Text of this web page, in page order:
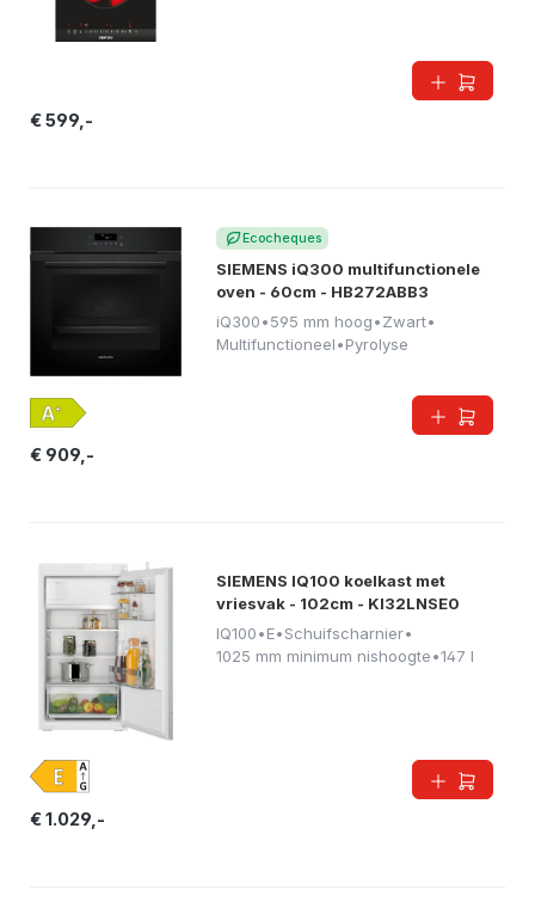
€ 599,-
Ecocheques
SIEMENS iQ300 multifunctionele
oven - 60cm - HB272ABB3
iQ300•595 mm hoog•Zwart•
Multifunctioneel•Pyrolyse
€ 909,-
SIEMENS IQ100 koelkast met
vriesvak - 102cm - KI32LNSE0
IQ100•E•Schuifscharnier•
1025 mm minimum nishoogte•147 l
€ 1.029,-